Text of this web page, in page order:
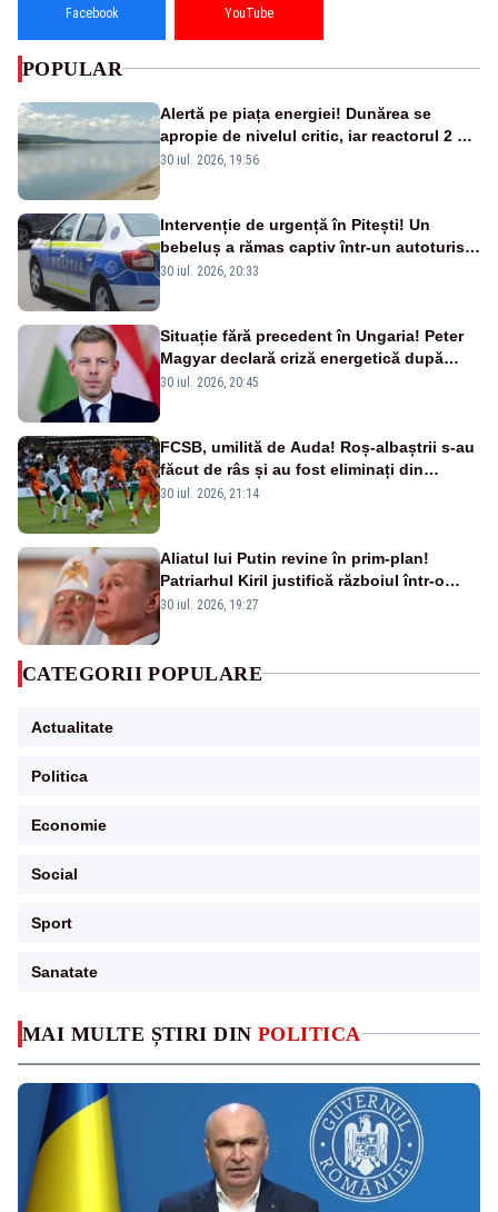
MAI MULTE ȘTIRI DIN POLITICA
Facebook YouTube
POPULAR
Alertă pe piața energiei! Dunărea se
apropie de nivelul critic, iar reactorul 2 de
la Cernavodă ar putea fi oprit
30 iul. 2026, 19:56
Intervenție de urgență în Pitești! Un
bebeluș a rămas captiv într-un autoturism
din cauza unei defecțiuni
30 iul. 2026, 20:33
Situație fără precedent în Ungaria! Peter
Magyar declară criză energetică după
oprirea centralei de la Paks
30 iul. 2026, 20:45
FCSB, umilită de Auda! Roș-albaștrii s-au
făcut de râs și au fost eliminați din
Conference League
30 iul. 2026, 21:14
Aliatul lui Putin revine în prim-plan!
Patriarhul Kiril justifică războiul într-o
nouă carte
30 iul. 2026, 19:27
CATEGORII POPULARE
Actualitate
Politica
Economie
Social
Sport
Sanatate